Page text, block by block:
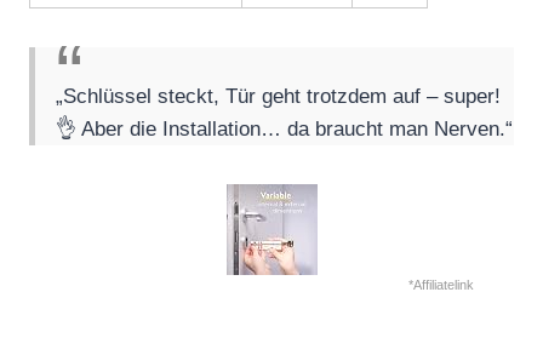
„Schlüssel steckt, Tür geht trotzdem auf – super!
👌 Aber die Installation… da braucht man Nerven.“
*Affiliatelink